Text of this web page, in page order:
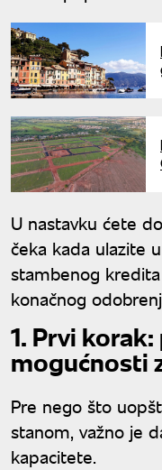
U nastavku ćete
čeka kada ulazite
stambenog
konačnog
1. Prvi
mogućnosti
Pre nego što
stanom, važno je
kapacitete.